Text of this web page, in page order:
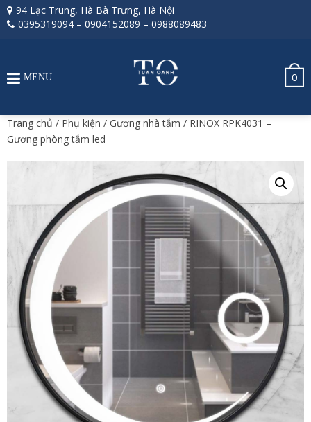
94 Lạc Trung, Hà Bà Trưng, Hà Nội
0395319094 – 0904152089 – 0988089483
0
MENU
Trang chủ / Phụ kiện / Gương nhà tắm / RINOX RPK4031 –
Gương phòng tắm led